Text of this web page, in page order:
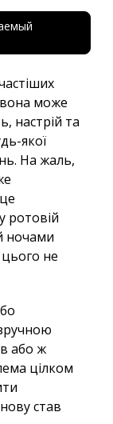
вона може
настрій та
якої
На жаль,
ротовій
ночами
цього не
або ж
цілком
став